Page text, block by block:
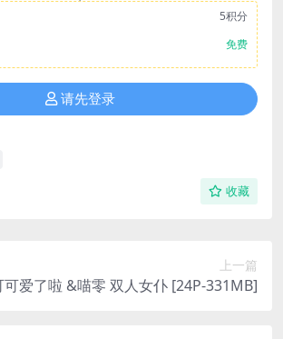
5积分
免费
请先登录
收藏
上一篇
可爱了啦 &喵零 双人女仆 [24P-331MB]